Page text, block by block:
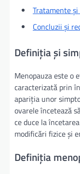
Tratamente
Concluzii și
Definiția și
Menopauza este o
caracterizată prin
apariția unor
ovarele încetează
ce duce la
modificări fizice și
Definiția